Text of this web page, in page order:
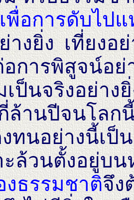
พื่อการดับไป
างยิ่ง เที่ยงอ
ารพิสูจน์อย่
ป็นจริงอย่าง
ล้านปีจนโลก
ทนอย่างนี้เป็
ะล้วนตั้งอยู่บ
ธรรมชาติจึง